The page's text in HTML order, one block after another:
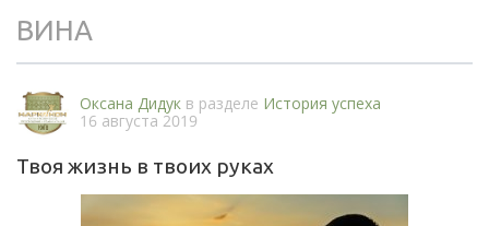
ВИНА
Оксана Дидук в разделе История успеха
16 августа 2019
Твоя жизнь в твоих руках